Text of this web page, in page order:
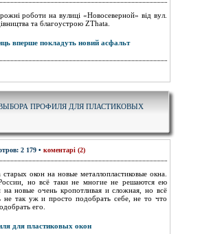
роботи на вулиці «Новосеверной» від вул.
та благоустрою ZThata.
ПРОФИЛЯ ДЛЯ ПЛАСТИКОВЫХ
2 179 • коментарі (2)
окон на новые металлопластиковые окна.
но всё таки не многие не решаются ею
новые очень кропотливая и сложная, но всё
не так уж и просто подобрать себе, не то что
его.